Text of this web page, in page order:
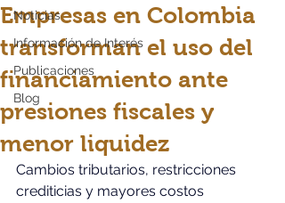
Noticias
Información de Interés
Publicaciones
Blog
Empresas en Colombia
transforman el uso del
financiamiento ante
presiones fiscales y
menor liquidez
Cambios tributarios, restricciones
crediticias y mayores costos